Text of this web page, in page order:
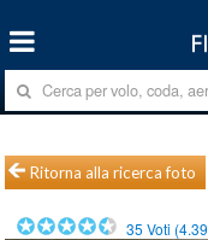
Ritorna alla ricerca foto
35 Voti (4.39